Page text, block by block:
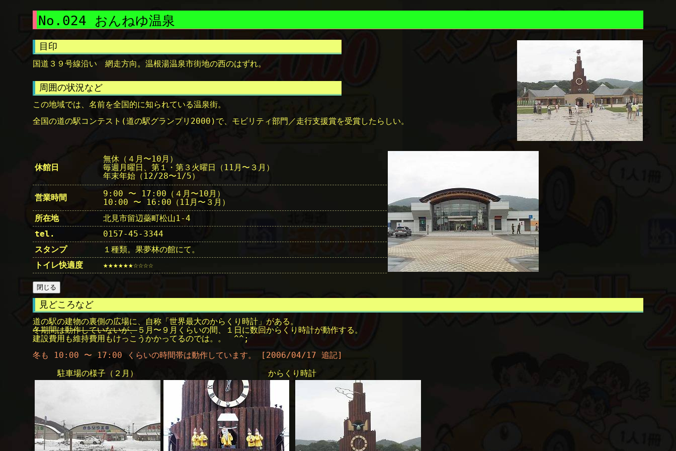
No.024 おんねゆ温泉
目印
国道３９号線沿い 網走方向。温根湯温泉市街地の西のはずれ。
周囲の状況など
この地域では、名前を全国的に知られている温泉街。
全国の道の駅コンテスト(道の駅グランプリ2000)で、モビリティ部門／走行支援賞を受賞したらしい。
休館日
無休（４月〜10月）
毎週月曜日、第１・第３火曜日（11月〜３月）
年末年始（12/28〜1/5）
営業時間
9:00 〜 17:00（４月〜10月）
10:00 〜 16:00（11月〜３月）
所在地
北見市留辺蘂町松山1-4
tel.
0157-45-3344
スタンプ
１種類。果夢林の館にて。
トイレ快適度
★★★★★★☆☆☆☆
見どころなど
道の駅の建物の裏側の広場に、自称「世界最大のからくり時計」がある。
冬期間は動作していないが、 ５月〜９月くらいの間、１日に数回からくり時計が動作する。
建設費用も維持費用もけっこうかかってるのでは。。 ^^;
冬も 10:00 〜 17:00 くらいの時間帯は動作しています。 [2006/04/17 追記]
駐車場の様子（２月）
からくり時計